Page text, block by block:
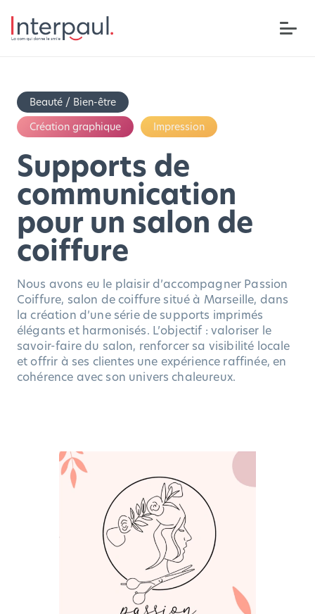
Beauté / Bien-être
Création graphique
Impression
Supports de
communication
pour un salon de
coiffure
Nous avons eu le plaisir d’accompagner Passion
Coiffure, salon de coiffure situé à Marseille, dans
la création d’une série de supports imprimés
élégants et harmonisés. L’objectif : valoriser le
savoir-faire du salon, renforcer sa visibilité locale
et offrir à ses clientes une expérience raffinée, en
cohérence avec son univers chaleureux.